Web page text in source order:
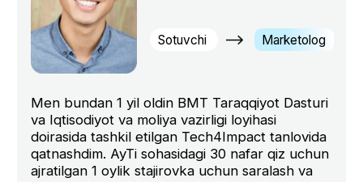
Sizda ham bu savollar
tug’ilyotgan edimi?